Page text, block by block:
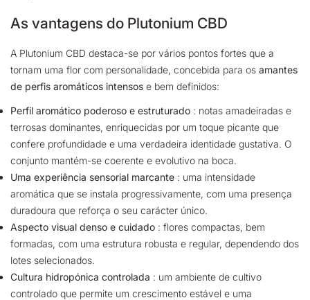
As vantagens do Plutonium CBD
A Plutonium CBD destaca-se por vários pontos fortes que a
tornam uma flor com personalidade, concebida para os amantes
de perfis aromáticos intensos e bem definidos:
Perfil aromático poderoso e estruturado : notas amadeiradas e
terrosas dominantes, enriquecidas por um toque picante que
confere profundidade e uma verdadeira identidade gustativa. O
conjunto mantém-se coerente e evolutivo na boca.
Uma experiência sensorial marcante : uma intensidade
aromática que se instala progressivamente, com uma presença
duradoura que reforça o seu carácter único.
Aspecto visual denso e cuidado : flores compactas, bem
formadas, com uma estrutura robusta e regular, dependendo dos
lotes selecionados.
Cultura hidropónica controlada : um ambiente de cultivo
controlado que permite um crescimento estável e uma